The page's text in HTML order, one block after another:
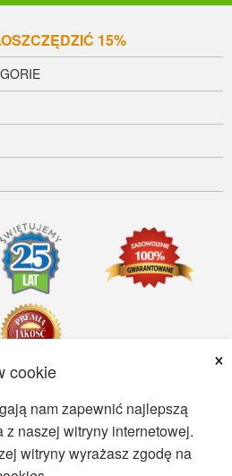
cookie
×
nam zapewnić najlepszą
z naszej witryny internetowej.
witryny wyrażasz zgodę na
15%
Polityka prywatności
bezpieczeństwa